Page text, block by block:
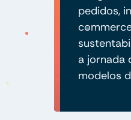
pedidos,
a jornada
modelos